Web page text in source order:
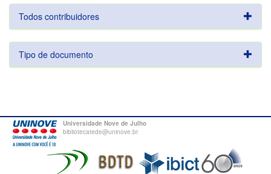
Todos contribuidores
Tipo de documento
Universidade Nove de Julho
bibliotecatede@uninove.br